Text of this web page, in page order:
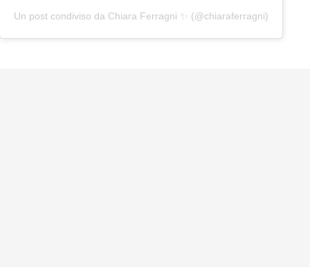
Un post condiviso da Chiara Ferragni ✨ (@chiaraferragni)